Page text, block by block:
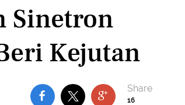
Sinetron
Kejutan
16